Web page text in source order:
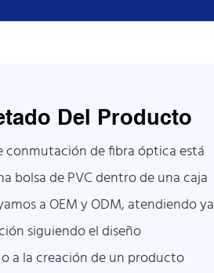
Del Producto
conmutación de fibra óptica está
bolsa de PVC dentro de una caja
a OEM y ODM, atendiendo ya
siguiendo el diseño
a la creación de un producto